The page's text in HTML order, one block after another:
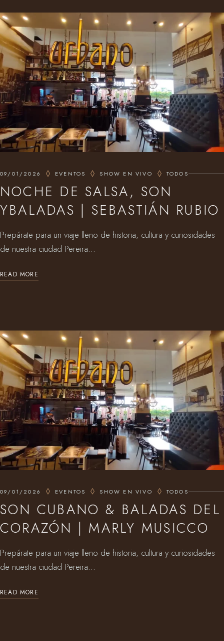
09/01/2026 EVENTOS SHOW EN VIVO TODOS
NOCHE DE SALSA, SON
YBALADAS | SEBASTIÁN RUBIO
Prepárate para un viaje lleno de historia, cultura y curiosidades
de nuestra ciudad Pereira...
READ MORE
09/01/2026 EVENTOS SHOW EN VIVO TODOS
SON CUBANO & BALADAS DEL
CORAZÓN | MARLY MUSICCO
Prepárate para un viaje lleno de historia, cultura y curiosidades
de nuestra ciudad Pereira...
READ MORE